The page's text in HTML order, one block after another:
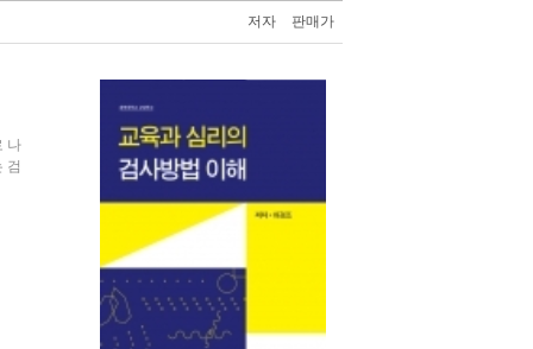
저자 판매가
나
검